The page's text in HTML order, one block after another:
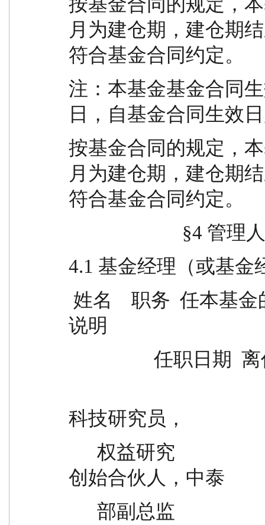
月为建仓期，建仓期
符合基金合同约定。
注：本基金基金合同
日，自基金合同生效
按基金合同的规定，
月为建仓期，建仓期
符合基金合同约定。
4.1 基金经理（或基金
说明
任
科技研究员，
创始合伙人，中泰